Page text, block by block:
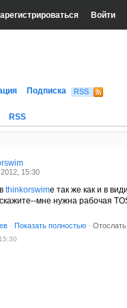
Войти
Подписка RSS
RSS
15:30
thinkorswime так же как и в
мне нужна рабочая
· Показать полностью · Отослать